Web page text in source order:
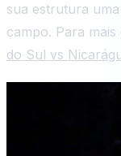
sua estrutura
campo. Para
do Sul vs